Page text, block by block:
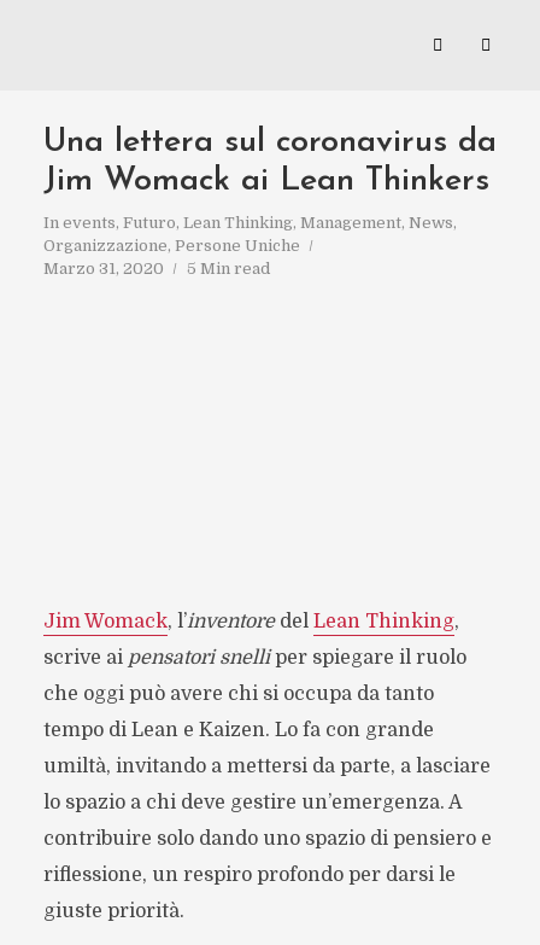
Una lettera sul coronavirus da
Jim Womack ai Lean Thinkers
In events, Futuro, Lean Thinking, Management, News,
Organizzazione, Persone Uniche
Marzo 31, 2020
5 Min read
Jim Womack, l’inventoredel Lean Thinking,
scrive ai pensatori snelliper spiegare il ruolo
che oggi può avere chi si occupa da tanto
tempo di Lean e Kaizen. Lo fa con grande
umiltà, invitando a mettersi da parte, a lasciare
lo spazio a chi deve gestire un’emergenza. A
contribuire solo dando uno spazio di pensiero e
riflessione, un respiro profondo per darsi le
giuste priorità.